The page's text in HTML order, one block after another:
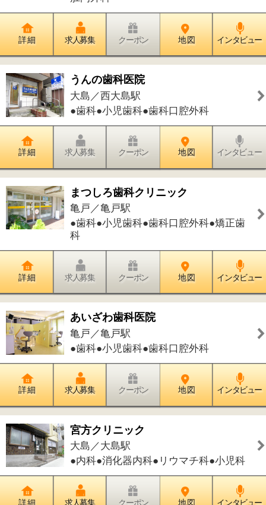
●内科●ペインクリニック●リウマチ科
詳 細 求人募集 クーポン 地 図 インタビュー
かしわぎクリニック
東雲／豊洲駅
●内科●消化器内科●外科●皮膚科
詳 細 クーポン 地 図 インタビュー
医療法人 江翔会 ekoデンタルクリニ
ック
大島／住吉駅
●歯科●小児歯科●歯科口腔外科●矯正歯
科●訪問歯科診療
パークシティ デンタルクリニック
豊洲／豊洲駅
詳 細 求人募集 クーポン 地 図
中島歯科医院
●歯科●小児歯科
詳 細 求人募集 クーポン 地 図 インタビュー
渡邉歯科
東陽／木場駅
●歯科●小児歯科●矯正歯科●歯科口腔外
科
詳 細 クーポン 地 図 インタビュー